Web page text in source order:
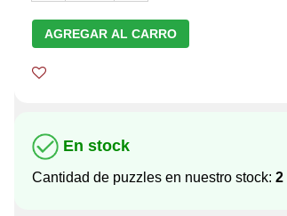
AGREGAR AL CARRO
En stock
Cantidad de puzzles en nuestro stock: 2